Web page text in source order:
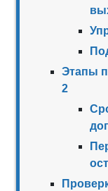
Этапы
2